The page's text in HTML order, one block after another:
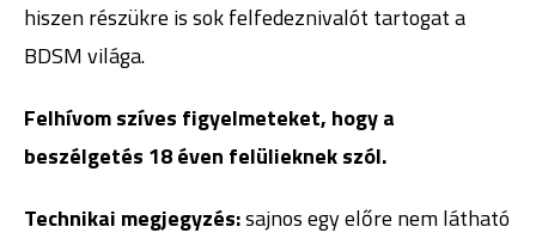
hiszen részükre is sok felfedeznivalót tartogat a
BDSM világa.
Felhívom szíves figyelmeteket, hogy a
beszélgetés 18 éven felülieknek szól.
Technikai megjegyzés:sajnos egy előre nem látható